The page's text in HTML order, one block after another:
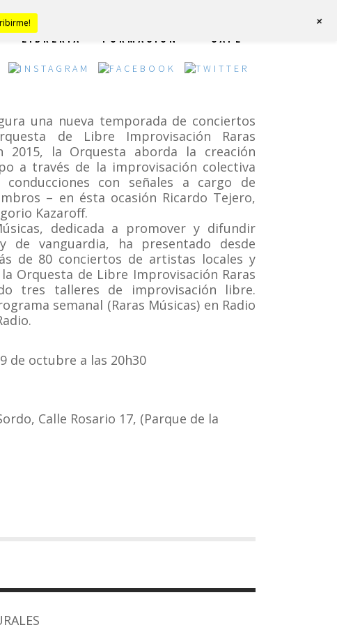
LIBRERÍA FORMACIÓN CAFÉ
una nueva temporada de conciertos
de Libre Improvisación Raras
2015, la Orquesta aborda la creación
a través de la improvisación colectiva
con señales a cargo de
– en ésta ocasión Ricardo Tejero,
Kazaroff.
dedicada a promover y difundir
de vanguardia, ha presentado desde
de 80 conciertos de artistas locales y
Orquesta de Libre Improvisación Raras
tres talleres de improvisación libre.
semanal (Raras Músicas) en Radio
de octubre a las 20h30
Calle Rosario 17, (Parque de la
+